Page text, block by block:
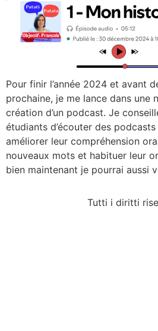
Pour finir l’année 2024 et avant
prochaine, je me lance dans une
création d’un podcast. Je
étudiants d’écouter des
améliorer leur compréhension
nouveaux mots et habituer leur
bien maintenant je pourrai aussi
Tutti i diritti